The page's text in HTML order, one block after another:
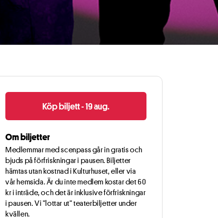
innehåll och
alla cookies
Köp biljett - 19 aug.
Om biljetter
Medlemmar med scenpass går in gratis och
bjuds på förfriskningar i pausen. Biljetter
hämtas utan kostnad i Kulturhuset, eller via
vår hemsida. Är du inte medlem kostar det 60
kr i inträde, och det är inklusive förfriskningar
i pausen. Vi ”lottar ut” teaterbiljetter under
kvällen.